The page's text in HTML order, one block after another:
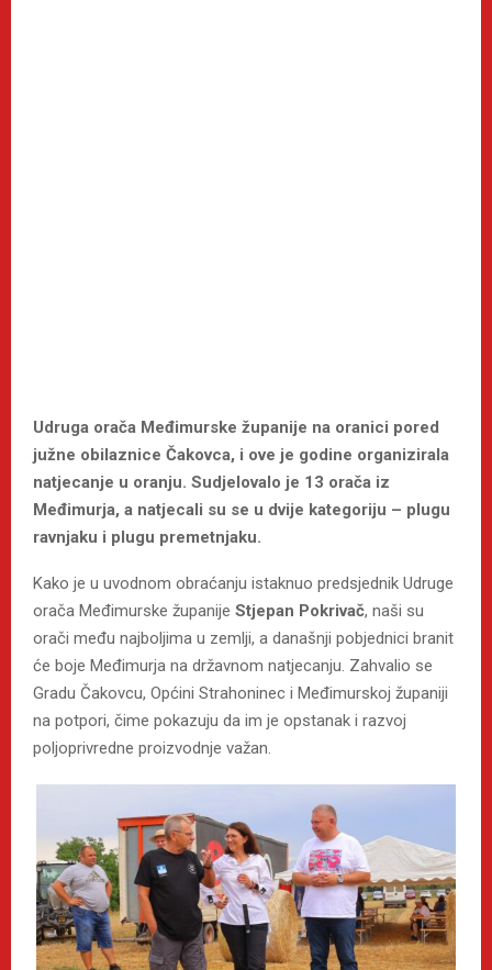
Udruga orača Međimurske županije na oranici pored
južne obilaznice Čakovca, i ove je godine organizirala
natjecanje u oranju. Sudjelovalo je 13 orača iz
Međimurja, a natjecali su se u dvije kategoriju – plugu
ravnjaku i plugu premetnjaku.
Kako je u uvodnom obraćanju istaknuo predsjednik Udruge
orača Međimurske županije Stjepan Pokrivač, naši su
orači među najboljima u zemlji, a današnji pobjednici branit
će boje Međimurja na državnom natjecanju. Zahvalio se
Gradu Čakovcu, Općini Strahoninec i Međimurskoj županiji
na potpori, čime pokazuju da im je opstanak i razvoj
poljoprivredne proizvodnje važan.